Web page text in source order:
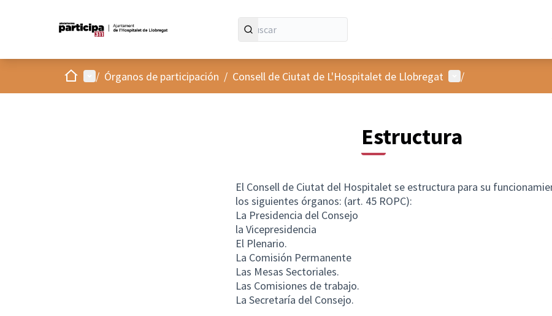
InicioMenú principal
/ Órganos de participación / Consell de Ciutat de L'Hospitalet de Llobregat Menú de usuario
/
Estructura
El Consell de Ciutat del Hospitalet se estructura para su
los siguientes órganos: (art. 45 ROPC):
La Presidencia del Consejo
la Vicepresidencia
El Plenario.
La Comisión Permanente
Las Mesas Sectoriales.
Las Comisiones de trabajo.
La Secretaría del Consejo.